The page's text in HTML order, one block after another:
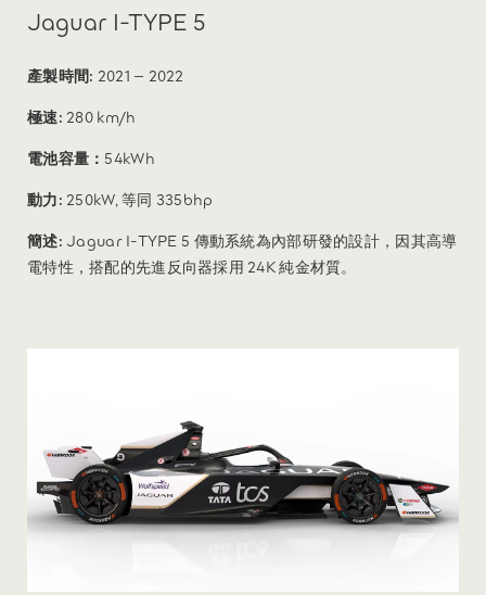
Jaguar I-TYPE 5
產製時間: 2021 – 2022
極速: 280 km/h
電池容量： 54kWh
動力: 250kW, 等同 335bhp
簡述: Jaguar I-TYPE 5 傳動系統為內部研發的設計，因其高導
電特性，搭配的先進反向器採用 24K 純金材質。